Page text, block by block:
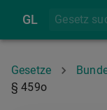
GL
Gesetze
§ 459o